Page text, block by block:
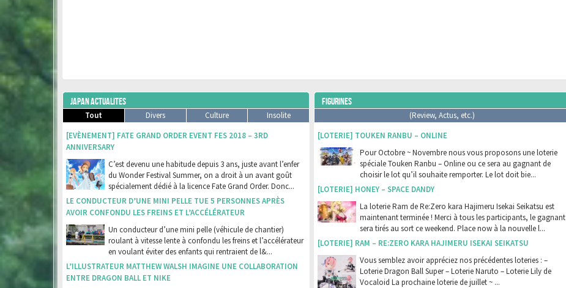
JAPAN ACTUALITES
Tout Divers Culture
Insolite
[EVÈNEMENT] FATE GRAND ORDER EVENT FES 2018 – 3RD
ANNIVERSARY
C’est devenu une habitude depuis 3 ans, juste avant l’enfer
du Wonder Festival Summer, on a droit à un avant goût
spécialement dédié à la licence Fate Grand Order. Donc...
LE CONDUCTEUR D’UNE MINI PELLE TUE 5 PERSONNES APRÈS
AVOIR CONFONDU LES FREINS ET L’ACCÉLÉRATEUR
Un conducteur d’une mini pelle (véhicule de chantier)
roulant à vitesse lente à confondu les freins et l’accélérateur
en voulant éviter des enfants qui rentraient de l&...
L’ILLUSTRATEUR MATTHEW WALSH IMAGINE UNE COLLABORATION
ENTRE DRAGON BALL ET NIKE
FIGURINES
(Review, Actus, etc.)
[LOTERIE] TOUKEN RANBU – ONLINE
Pour Octobre ~ Novembre nous vous proposons une loterie
spéciale Touken Ranbu – Online ou ce sera au gagnant de
choisir le lot qu’il souhaite remporter. Le lot doit bie...
[LOTERIE] HONEY – SPACE DANDY
La loterie Ram de Re:Zero kara Hajimeru Isekai Seikatsu est
maintenant terminée ! Merci à tous les participants, le gagnant
sera tirés au sort ce weekend. Place now à la nouvelle l...
[LOTERIE] RAM – RE:ZERO KARA HAJIMERU ISEKAI SEIKATSU
Vous semblez avoir appréciez nos précédentes loteries : –
Loterie Dragon Ball Super – Loterie Naruto – Loterie Lily de
Vocaloid La prochaine loterie de juillet ~ ...